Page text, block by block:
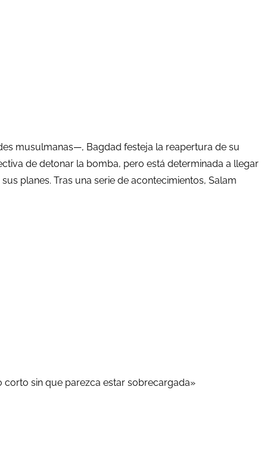
musulmanas—, Bagdad festeja la reapertura de su
de detonar la bomba, pero está determinada a llegar
planes. Tras una serie de acontecimientos, Salam
corto sin que parezca estar sobrecargada»